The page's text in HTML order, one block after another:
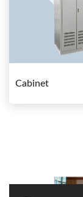
Cabinet